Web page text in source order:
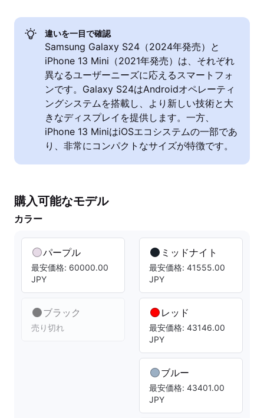
違いを一目で確認
Samsung Galaxy S24（2024年発売）と
iPhone 13 Mini（2021年発売）は、それぞれ
異なるユーザーニーズに応えるスマートフォ
ンです。Galaxy S24はAndroidオペレーティ
ングシステムを搭載し、より新しい技術と大
きなディスプレイを提供します。一方、
iPhone 13 MiniはiOSエコシステムの一部であ
り、非常にコンパクトなサイズが特徴です。
購入可能なモデル
カラー
パープル
最安価格: 60000.00
JPY
ブラック
売り切れ
ミッドナイト
最安価格: 41555.00
JPY
レッド
最安価格: 43146.00
JPY
ブルー
最安価格: 43401.00
JPY